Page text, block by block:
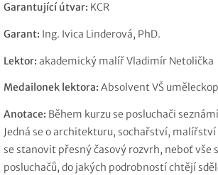
Garantující útvar: KCR
Garant: Ing. Ivica Linderová, PhD.
Lektor: akademický malíř Vladimír Netolička
Medailonek lektora: Absolvent VŠ
Anotace: Během kurzu se posluchači
Jedná se o architekturu, sochařství, malířství
se stanovit přesný časový rozvrh, neboť vše
posluchačů, do jakých podrobností chtějí